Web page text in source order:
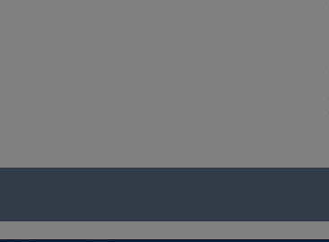
Questionario
social